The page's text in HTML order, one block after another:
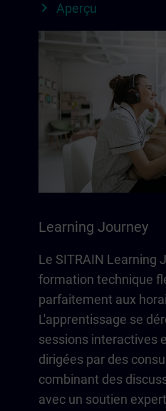
Aperçu
Learning Journey
Le SITRAIN Learning
formation technique
parfaitement aux
L'apprentissage se
sessions interactives
dirigées par des
combinant des
avec un soutien